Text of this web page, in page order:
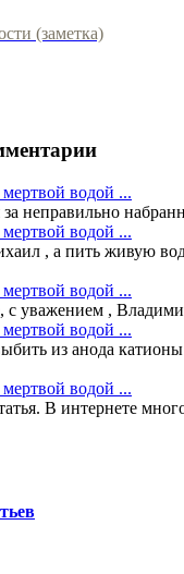
(заметка)
водой ...
неправильно
водой ...
, а пить живую
водой ...
с уважением ,
водой ...
из анода
водой ...
В интернете